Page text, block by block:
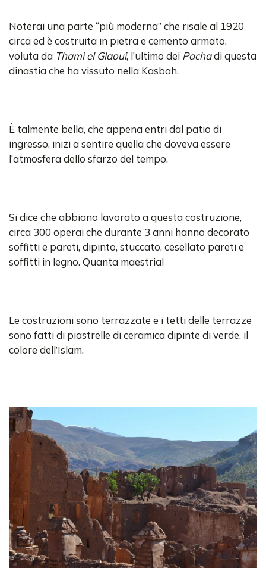
Noterai una parte “più moderna” che risale al 1920
circa ed è costruita in pietra e cemento armato,
voluta da Thami el Glaoui, l’ultimo dei Pachadi questa
dinastia che ha vissuto nella Kasbah.
È talmente bella, che appena entri dal patio di
ingresso, inizi a sentire quella che doveva essere
l’atmosfera dello sfarzo del tempo.
Si dice che abbiano lavorato a questa costruzione,
circa 300 operai che durante 3 anni hanno decorato
soffitti e pareti, dipinto, stuccato, cesellato pareti e
soffitti in legno. Quanta maestria!
Le costruzioni sono terrazzate e i tetti delle terrazze
sono fatti di piastrelle di ceramica dipinte di verde, il
colore dell’Islam.